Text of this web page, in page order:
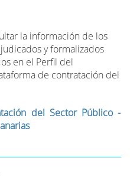
la información de los
y formalizados
en el Perfil del
de contratación del
del Sector Público -